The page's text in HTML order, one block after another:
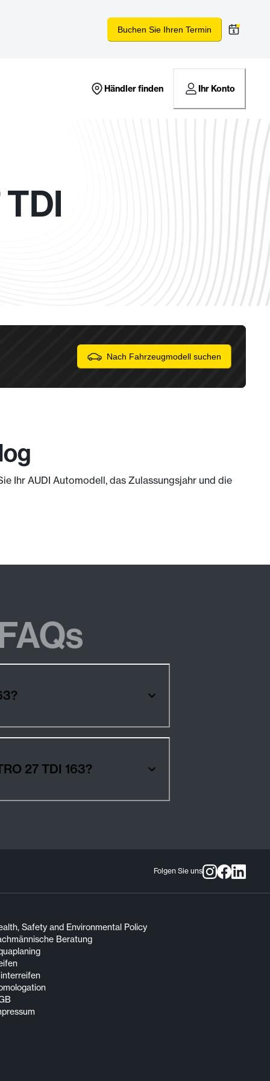
Buchen Sie Ihren Termin
Händler finden Ihr Konto
Nach Fahrzeugmodell suchen
Ihr AUDI Automodell, das Zulassungsjahr und die
163?
A6 ALLROAD QUATTRO 27 TDI 163?
Folgen Sie uns
Safety and Environmental Policy
Beratung